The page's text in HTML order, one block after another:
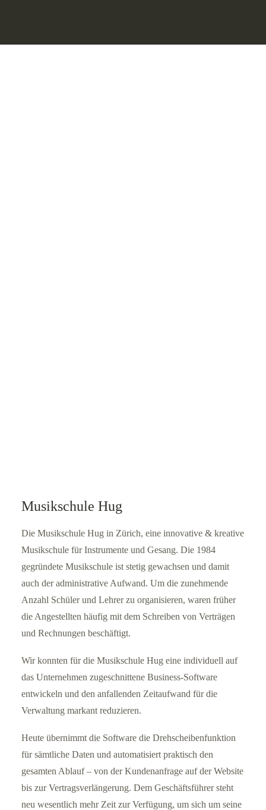
Musikschule Hug
Die Musikschule Hug in Zürich, eine innovative & kreative
Musikschule für Instrumente und Gesang. Die 1984
gegründete Musikschule ist stetig gewachsen und damit
auch der administrative Aufwand. Um die zunehmende
Anzahl Schüler und Lehrer zu organisieren, waren früher
die Angestellten häufig mit dem Schreiben von Verträgen
und Rechnungen beschäftigt.
Wir konnten für die Musikschule Hug eine individuell auf
das Unternehmen zugeschnittene Business-Software
entwickeln und den anfallenden Zeitaufwand für die
Verwaltung markant reduzieren.
Heute übernimmt die Software die Drehscheibenfunktion
für sämtliche Daten und automatisiert praktisch den
gesamten Ablauf – von der Kundenanfrage auf der Website
bis zur Vertragsverlängerung. Dem Geschäftsführer steht
neu wesentlich mehr Zeit zur Verfügung, um sich um seine